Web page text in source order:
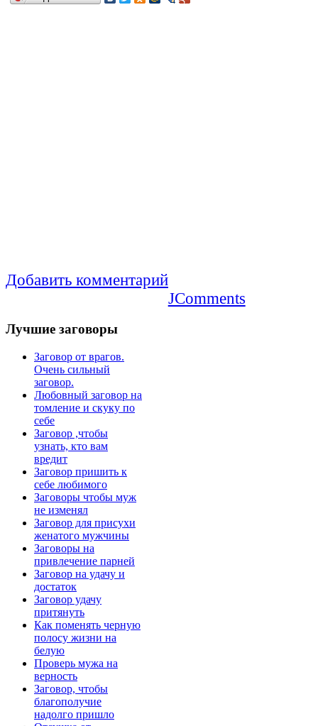
Добавить комментарий
JComments
Лучшие заговоры
Заговор от врагов.
Очень сильный
заговор.
Любовный заговор на
томление и скуку по
себе
Заговор ,чтобы
узнать, кто вам
вредит
Заговор пришить к
себе любимого
Заговоры чтобы муж
не изменял
Заговор для присухи
женатого мужчины
Заговоры на
привлечение парней
Заговор на удачу и
достаток
Заговор удачу
притянуть
Как поменять черную
полосу жизни на
белую
Проверь мужа на
верность
Заговор, чтобы
благополучие
надолго пришло